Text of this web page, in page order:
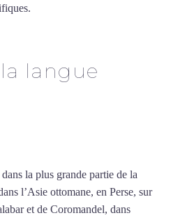
langue
la plus grande partie de la
l’Asie ottomane, en Perse, sur
et de Coromandel, dans